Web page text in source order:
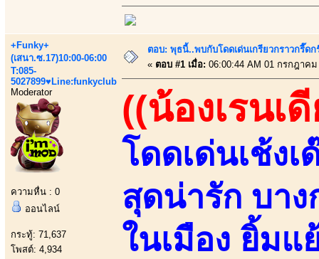
+Funky+
(เสนา.ซ.17)10:00-06:00
T:085-
5027899♥Line:funkyclub
Moderator
ความหื่น : 0
ออนไลน์
กระทู้: 71,637
โพสต์: 4,934
ตอบ: พุธนี้..พบกับโดดเด่นเกรียวกราวกรี๊
« ตอบ #1 เมื่อ: 06:00:44 AM 01 กรกฎาคม
((น้องเรนเ
โดดเด่นเช้ง
สุดน่ารัก บา
ในเมือง ยิ้ม